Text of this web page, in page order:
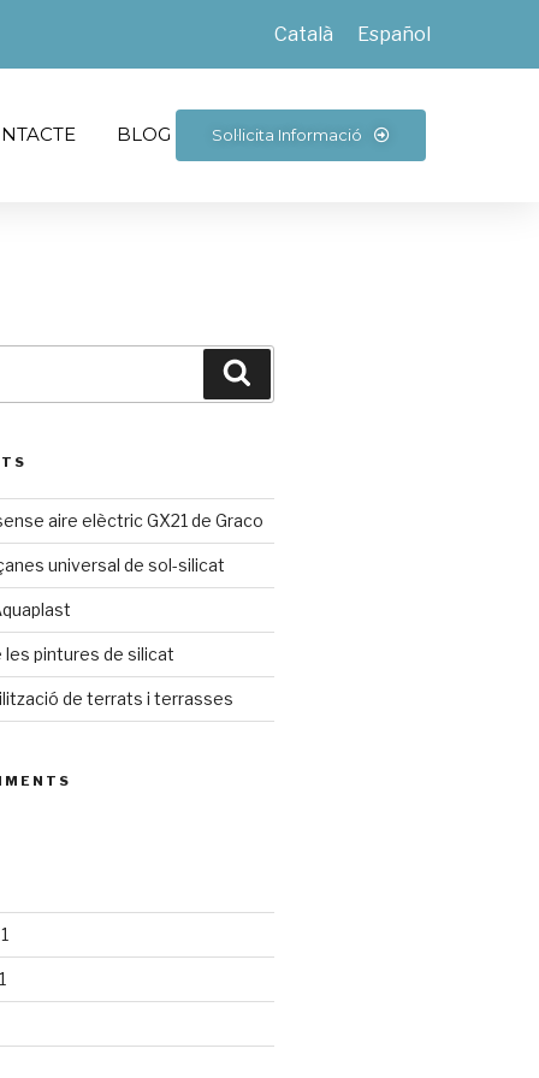
Català Español
BLOG Sol·licita Informació
aire elèctric GX21 de Graco
universal de sol-silicat
pintures de silicat
de terrats i terrasses